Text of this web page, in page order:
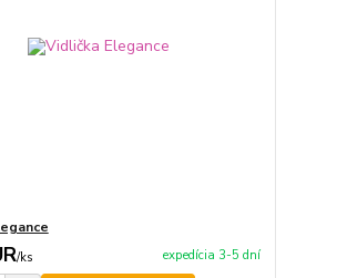
/ks expedícia 3-5 dní